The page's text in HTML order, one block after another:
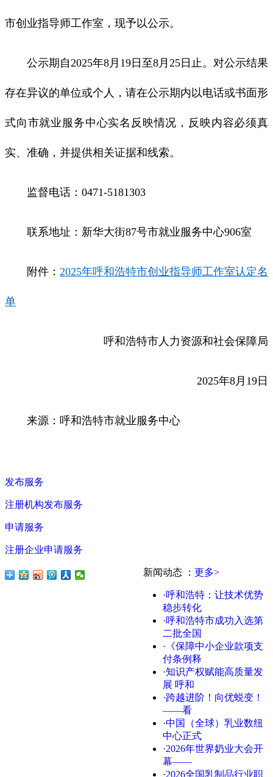
市创业指导师工作室，现予以公示。
公示期自2025年8月19日至8月25日止。对公示结果
存在异议的单位或个人，请在公示期内以电话或书面形
式向市就业服务中心实名反映情况，反映内容必须真
实、准确，并提供相关证据和线索。
监督电话：0471-5181303
联系地址：新华大街87号市就业服务中心906室
附件： 2025年呼和浩特市创业指导师工作室认定名
单
呼和浩特市人力资源和社会保障局
2025年8月19日
来源：呼和浩特市就业服务中心
发布服务
注册机构发布服务
申请服务
注册企业申请服务
新闻动态 ： 更多>
·呼和浩特：让技术优势
稳步转化
·呼和浩特市成功入选第
二批全国
·《保障中小企业款项支
付条例释
·知识产权赋能高质量发
展 呼和
·跨越进阶！向优蜕变！
——看
·中国（全球）乳业数纽
中心正式
·2026年世界奶业大会开
幕——
·2026全国乳制品行业职